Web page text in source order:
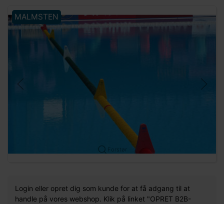
MALMSTEN
Login eller opret dig som kunde for at få adgang til at
handle på vores webshop. Klik på linket "OPRET B2B-